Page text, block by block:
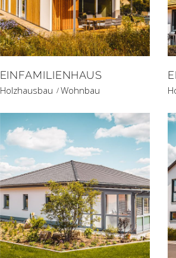
EINFAMILIENHAUS
Holzhausbau Wohnbau